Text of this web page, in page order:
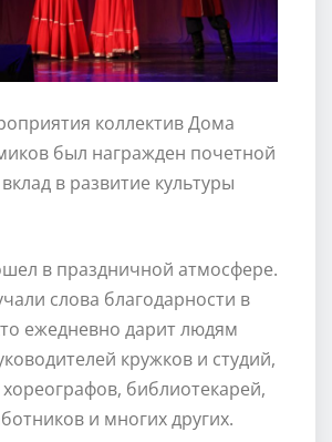
коллектив Дома
был награжден почетной
в развитие культуры
в праздничной атмосфере.
слова благодарности в
ежедневно дарит людям
кружков и студий,
библиотекарей,
и многих других.